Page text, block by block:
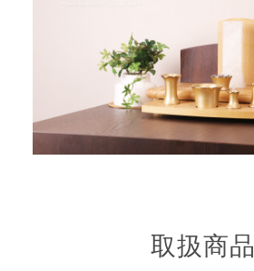
取扱商品